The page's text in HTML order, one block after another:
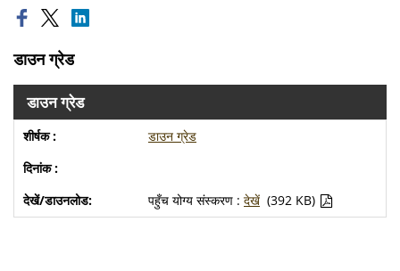
डाउन ग्रेड
डाउन ग्रेड
डाउन ग्रेड
पहुँच योग्य संस्करण : देखें (392 KB)